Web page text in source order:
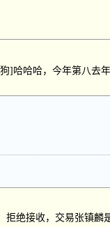
]哈哈哈，今年第八去
拒绝接收，交易张镇麟